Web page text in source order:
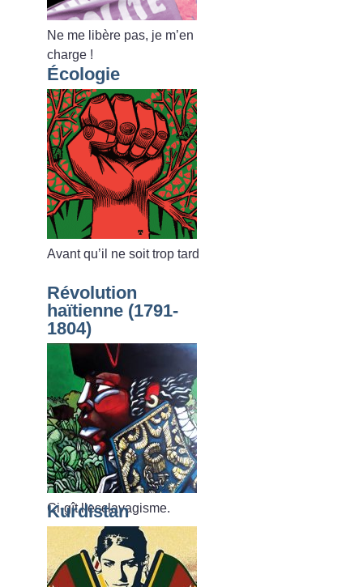
Ne me libère pas, je m’en
charge !
Écologie
Avant qu’il ne soit trop tard
Révolution
haïtienne (1791-
1804)
Ci-gît l’esclavagisme.
Kurdistan